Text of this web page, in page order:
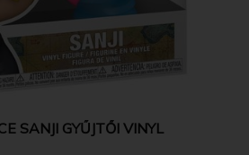
SANJI GYŰJTŐI VINYL